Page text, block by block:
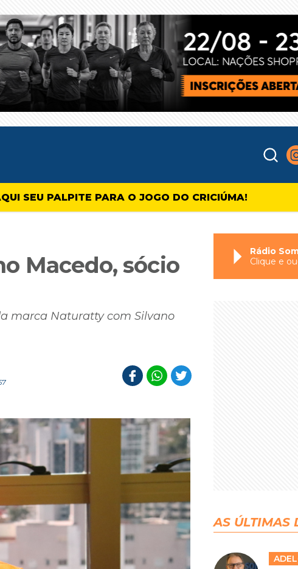
SEU PALPITE PARA O JOGO DO CRICIÚMA!
Macedo, sócio
marca Naturatty com Silvano
Rádio
Clique e
AS ÚLTIMAS